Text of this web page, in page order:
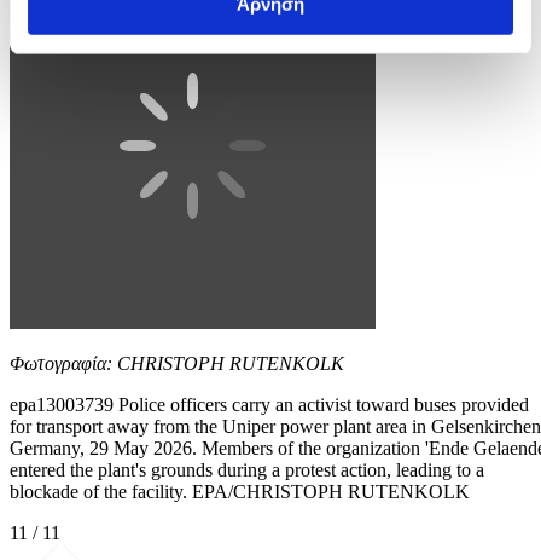
Φωτογραφία: CHRISTOPH RUTENKOLK
epa13003739 Police officers carry an activist toward buses provided
for transport away from the Uniper power plant area in
Germany, 29 May 2026. Members of the organization 'Ende
entered the plant's grounds during a protest action, leading to a
blockade of the facility. EPA/CHRISTOPH RUTENKOLK
11 / 11